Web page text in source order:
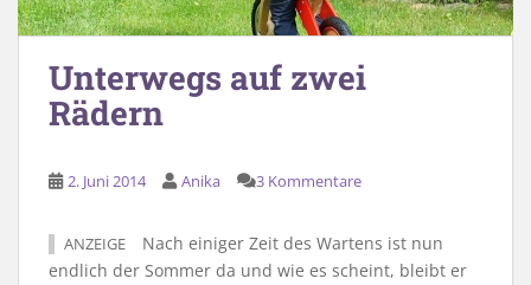
Unterwegs auf zwei
Rädern
2. Juni 2014 Anika 3 Kommentare
ANZEIGE
Nach einiger Zeit des Wartens ist nun
endlich der Sommer da und wie es scheint, bleibt er